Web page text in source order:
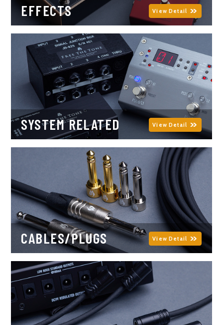
EFFECTS View Detail
SYSTEM RELATED View Detail
CABLES/PLUGS View Detail